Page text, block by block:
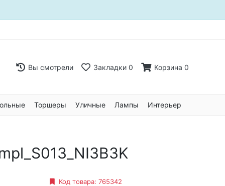
Вы смотрели Закладки 0 Корзина 0
Торшеры Уличные Лампы Интерьер
Код товара: 765342